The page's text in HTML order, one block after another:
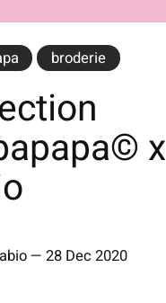
broderie
x
—28 Dec 2020